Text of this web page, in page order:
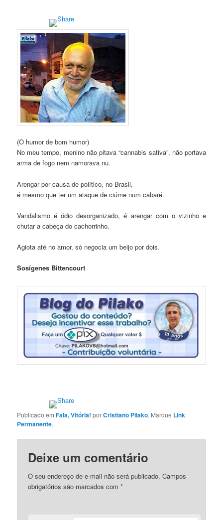
(O humor de bom humor)
No meu tempo, menino não pitava “cannabis sativa”, não portava
arma de fogo nem namorava nu.
Arengar por causa de político, no Brasil,
é mesmo que ter um ataque de ciúme num cabaré.
Vandalismo é ódio desorganizado, é arengar com o vizinho e
chutar a cabeça do cachorrinho.
Agiota até no amor, só negocia um beijo por dois.
Sosígenes Bittencourt
Publicado emFala, Vitória! porCristiano Pilako. Marque Link
Permanente.
Deixe um comentário
O seu endereço de e-mail não será publicado. Campos
obrigatórios são marcados com*